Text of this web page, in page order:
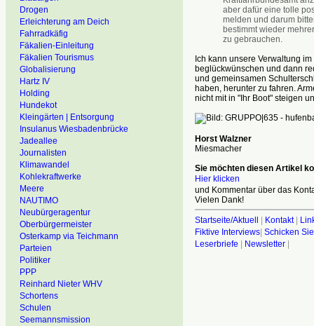
Drogen
Erleichterung am Deich
Fahrradkäfig
Fäkalien-Einleitung
Fäkalien Tourismus
Globalisierung
Hartz IV
Holding
Hundekot
Kleingärten | Entsorgung
Insulanus Wiesbadenbrücke
Jadeallee
Journalisten
Klimawandel
Kohlekraftwerke
Meere
NAUTIMO
Neubürgeragentur
Oberbürgermeister
Osterkamp via Teichmann
Parteien
Politiker
PPP
Reinhard Nieter WHV
Schortens
Schulen
Seemannsmission
aber dafür eine tolle
melden und darum
bestimmt wieder
zu gebrauchen.
Ich kann unsere Verwaltung
beglückwünschen und dann
und gemeinsamen
haben, herunter zu fahren.
nicht mit in "Ihr Boot" steigen
Horst Walzner
Miesmacher
Sie möchten diesen Artikel
Hier klicken
und Kommentar über das
Vielen Dank!
Startseite/Aktuell | Kontakt|
Fiktive Interviews| Schicken
Leserbriefe | Newsletter|